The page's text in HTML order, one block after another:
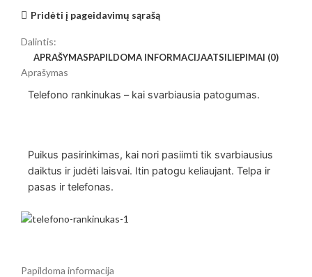
Pridėti į pageidavimų sąrašą
Dalintis:
APRAŠYMASPAPILDOMA INFORMACIJAATSILIEPIMAI (0)
Aprašymas
Telefono rankinukas – kai svarbiausia patogumas.
Puikus pasirinkimas, kai nori pasiimti tik svarbiausius
daiktus ir judėti laisvai. Itin patogu keliaujant. Telpa ir
pasas ir telefonas.
Papildoma informacija